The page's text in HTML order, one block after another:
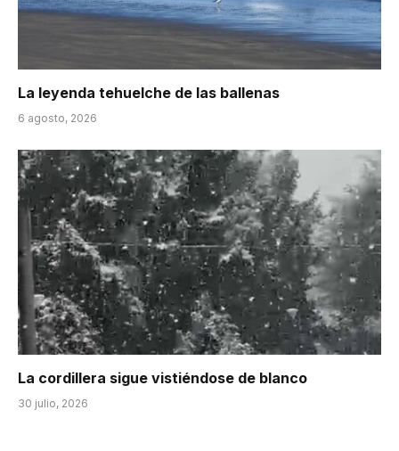
La leyenda tehuelche de las ballenas
6 agosto, 2026
La cordillera sigue vistiéndose de blanco
30 julio, 2026